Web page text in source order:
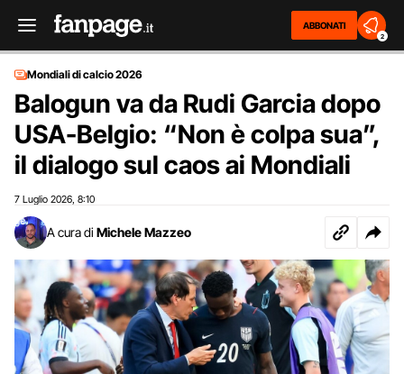
ABBONATI
2
Mondiali di calcio 2026
Balogun va da Rudi Garcia dopo
USA-Belgio: “Non è colpa sua”,
il dialogo sul caos ai Mondiali
7 Luglio 2026 8:10
A cura di Michele Mazzeo